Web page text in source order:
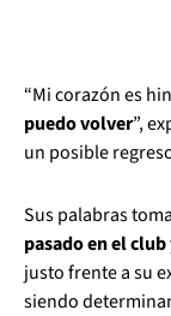
“Mi corazón es
puedo volver”,
un posible
Sus palabras
pasado en el club
justo frente a su
siendo